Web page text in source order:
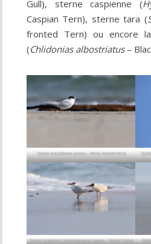
Gull), sterne caspienne (
Caspian Tern), sterne tara (
fronted Tern) ou encore
(Chlidonias albostriatus–
Sterne tara (Sterna striata– White-fronted Tern)
Sterne caspienne (Hydroprogne caspia– Caspian Tern)